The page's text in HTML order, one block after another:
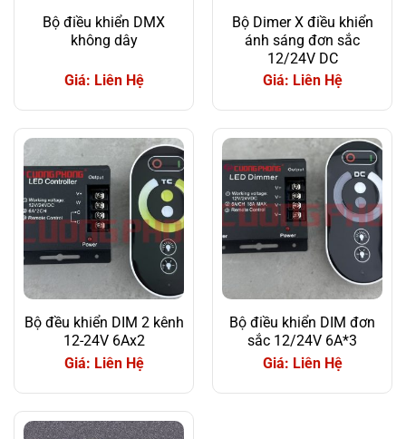
Bộ điều khiển DMX
không dây
Giá: Liên Hệ
Bộ Dimer X điều khiển
ánh sáng đơn sắc
12/24V DC
Giá: Liên Hệ
Bộ đều khiển DIM 2 kênh
12-24V 6Ax2
Giá: Liên Hệ
Bộ điều khiển DIM đơn
sắc 12/24V 6A*3
Giá: Liên Hệ